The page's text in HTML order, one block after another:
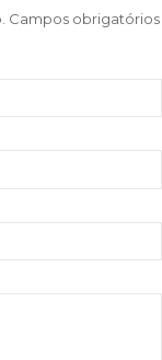
Campos obrigatórios